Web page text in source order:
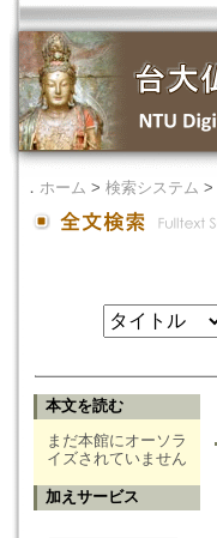
． ホーム > 検索システム >
本文を読む
まだ本館にオーソラ
イズされていません
加えサービス